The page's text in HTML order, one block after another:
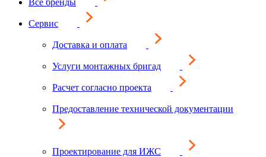
Все бренды
Сервис
Доставка и оплата
Услуги монтажных бригад
Расчет согласно проекта
Предоставление технической документации
Проектирование для ИЖС